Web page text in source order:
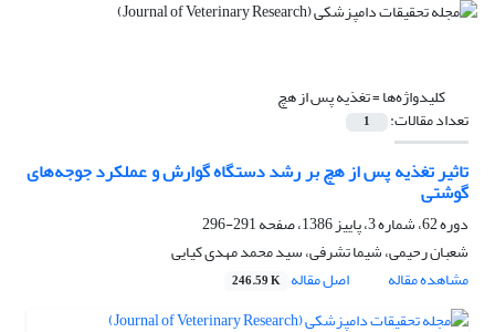
کلیدواژه‌ها =تغذیه پس از هچ
تعداد مقالات: 1
تاثیر تغذیه پس از هچ بر رشد دستگاه گوارش و عملکرد جوجه‌های
گوشتی
دوره 62، شماره 3، پاییز 1386، صفحه
291-296
شعبان رحیمی، شیما تشرفی، سید محمد مهدی کیایی
مشاهده مقاله
اصل مقاله 246.59 K